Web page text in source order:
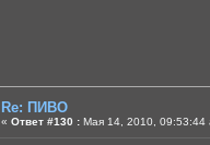
Re: ПИВО
« Ответ #130 : Мая 14, 2010, 09:53:44